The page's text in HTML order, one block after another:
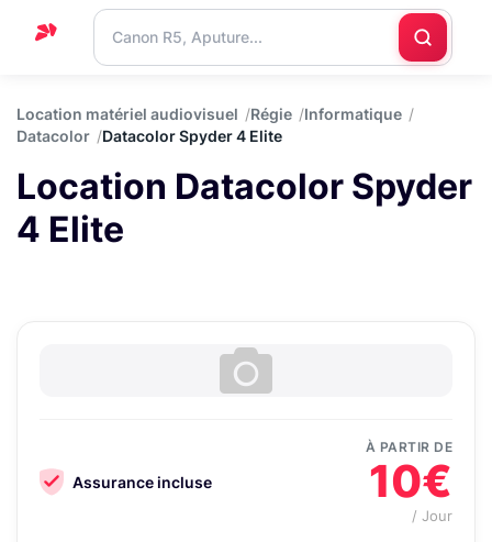
Support
Blog
Nous
contacter
Location matériel audiovisuel Régie
Informatique
Datacolor
Datacolor Spyder 4 Elite
Location Datacolor Spyder
4 Elite
Assurance incluse
À PARTIR DE
10€
/ Jour